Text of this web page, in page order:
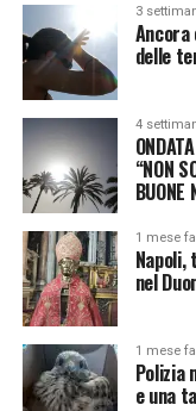
3
delle
4
“NON
BUONE
1 mese fa
nel
1 mese fa
Polizia
e una